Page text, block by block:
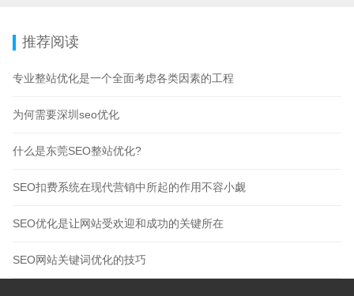
推荐阅读
专业整站优化是一个全面考虑各类因素的工程
为何需要深圳seo优化
什么是东莞SEO整站优化?
SEO扣费系统在现代营销中所起的作用不容小觑
SEO优化是让网站受欢迎和成功的关键所在
SEO网站关键词优化的技巧